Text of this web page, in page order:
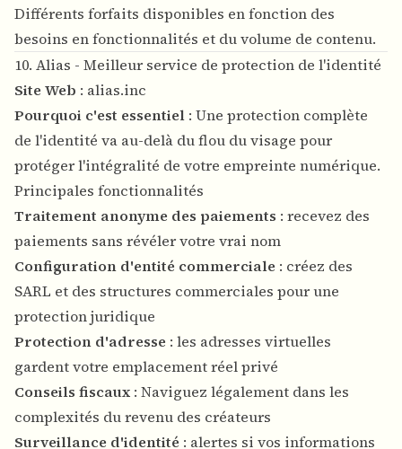
Différents forfaits disponibles en fonction des
besoins en fonctionnalités et du volume de contenu.
10. Alias - Meilleur service de protection de l'identité
Site Web : alias.inc
Pourquoi c'est essentiel : Une protection complète
de l'identité va au-delà du flou du visage pour
protéger l'intégralité de votre empreinte numérique.
Principales fonctionnalités
Traitement anonyme des paiements : recevez des
paiements sans révéler votre vrai nom
Configuration d'entité commerciale : créez des
SARL et des structures commerciales pour une
protection juridique
Protection d'adresse : les adresses virtuelles
gardent votre emplacement réel privé
Conseils fiscaux : Naviguez légalement dans les
complexités du revenu des créateurs
Surveillance d'identité : alertes si vos informations